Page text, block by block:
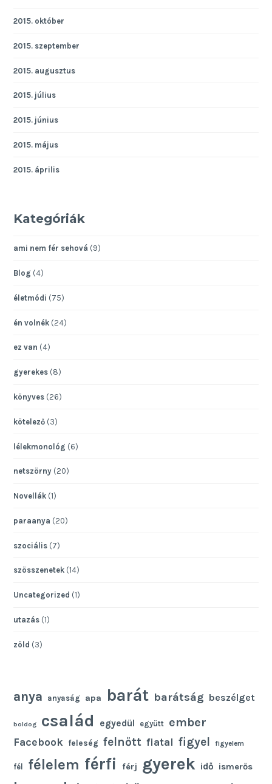
2015. október
2015. szeptember
2015. augusztus
2015. július
2015. június
2015. május
2015. április
Kategóriák
ami nem fér sehová (9)
Blog (4)
életmódi (75)
én volnék (24)
ez van (4)
gyerekes (8)
könyves (26)
kötelező (3)
lélekmonológ (6)
netszörny (20)
Novellák (1)
paraanya (20)
szociális (7)
szösszenetek (14)
Uncategorized (1)
utazás (1)
zöld (3)
anya anyaság apa barát barátság beszélget
boldog család egyedül együtt ember
Facebook feleség felnőtt fiatal figyel figyelem
fél félelem férfi férj gyerek idő ismerős